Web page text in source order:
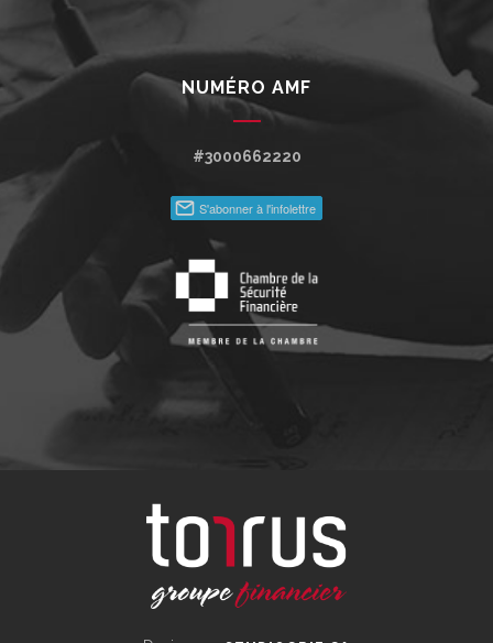
NUMÉRO AMF
#3000662220